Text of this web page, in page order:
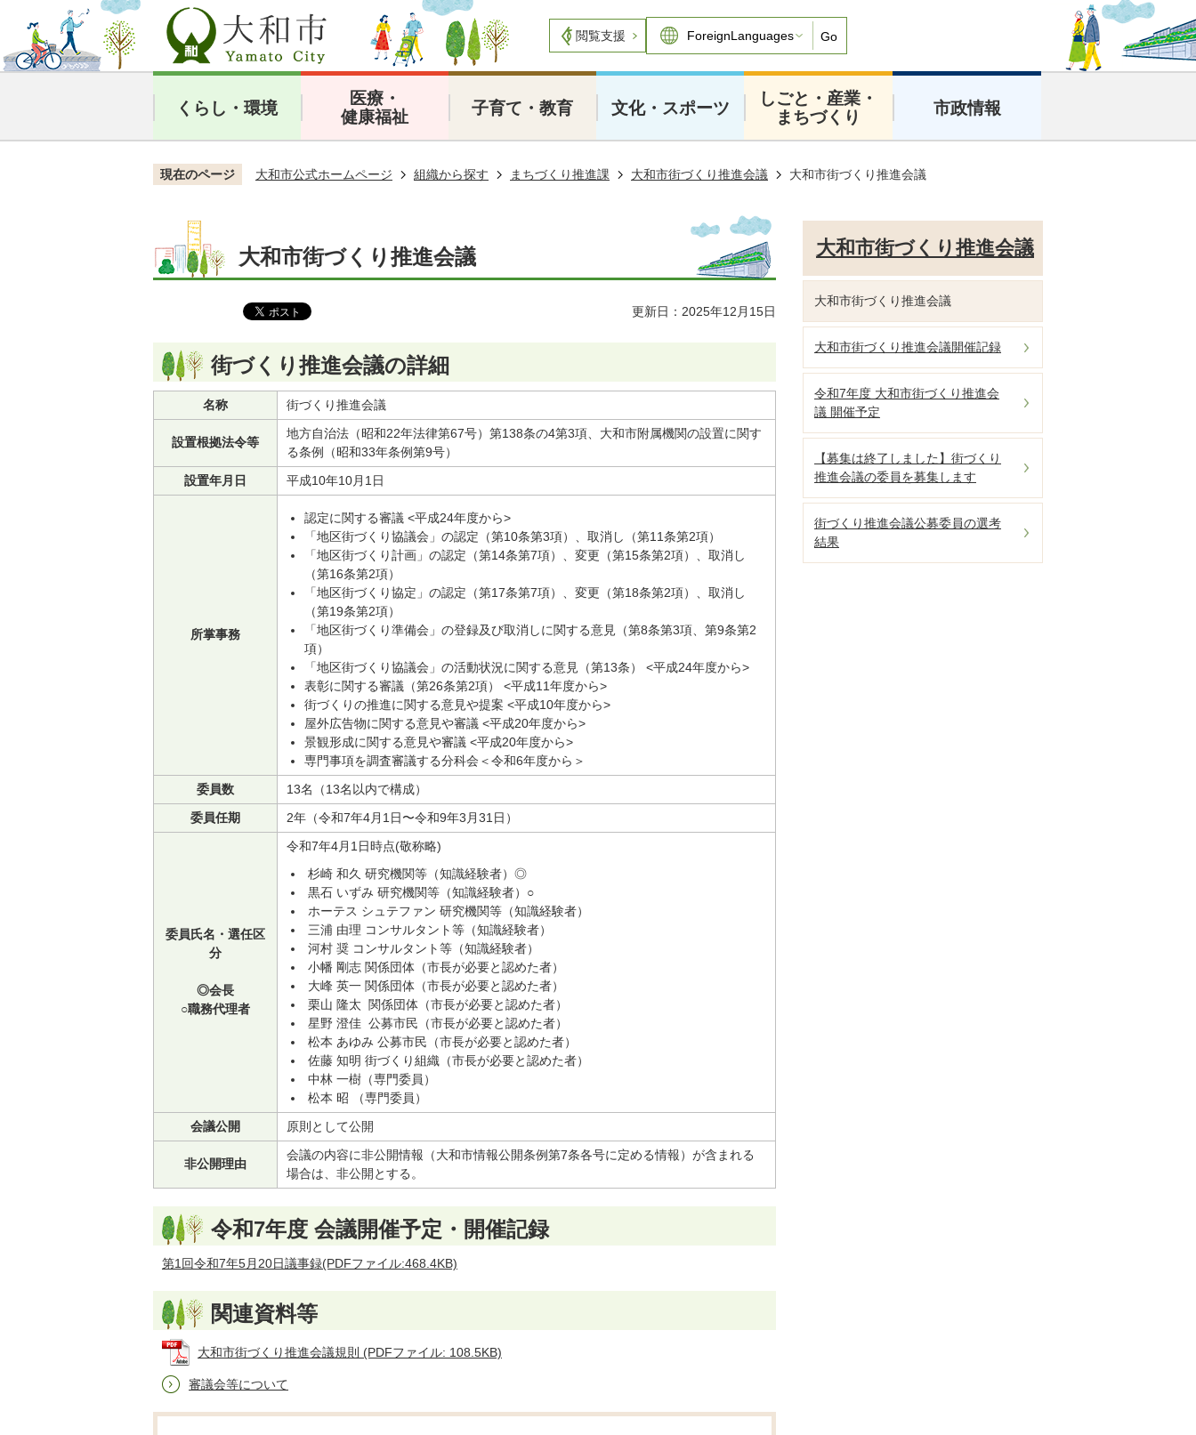
閲覧支援 Go
くらし・環境
医療・
健康福祉
子育て・教育 文化・スポーツ
しごと・産業・
まちづくり
市政情報
現在のページ 大和市公式ホームページ 組織から探す まちづくり推進課 大和市街づくり推進会議 大和市街づくり推進会議
大和市街づくり推進会議
更新日：2025年12月15日
街づくり推進会議の詳細
名称 街づくり推進会議
設置根拠法令等
地方自治法（昭和22年法律第67号）第138条の4第3項、大和市附属機関の設置に関す
る条例（昭和33年条例第9号）
設置年月日
平成10年10月1日
所掌事務
認定に関する審議 <平成24年度から>
「地区街づくり協議会」の認定（第10条第3項）、取消し（第11条第2項）
「地区街づくり計画」の認定（第14条第7項）、変更（第15条第2項）、取消し
（第16条第2項）
「地区街づくり協定」の認定（第17条第7項）、変更（第18条第2項）、取消し
（第19条第2項）
「地区街づくり準備会」の登録及び取消しに関する意見（第8条第3項、第9条第2
項）
「地区街づくり協議会」の活動状況に関する意見（第13条） <平成24年度から>
表彰に関する審議（第26条第2項） <平成11年度から>
街づくりの推進に関する意見や提案 <平成10年度から>
屋外広告物に関する意見や審議 <平成20年度から>
景観形成に関する意見や審議 <平成20年度から>
専門事項を調査審議する分科会＜令和6年度から＞
委員数
13名（13名以内で構成）
委員任期
2年（令和7年4月1日〜令和9年3月31日）
委員氏名・選任区
分
◎会長
○職務代理者
令和7年4月1日時点(敬称略)
杉崎 和久 研究機関等（知識経験者）◎
黒石 いずみ 研究機関等（知識経験者）○
ホーテス シュテファン 研究機関等（知識経験者）
三浦 由理 コンサルタント等（知識経験者）
河村 奨 コンサルタント等（知識経験者）
小幡 剛志 関係団体（市長が必要と認めた者）
大峰 英一 関係団体（市長が必要と認めた者）
栗山 隆太 関係団体（市長が必要と認めた者）
星野 澄佳 公募市民（市長が必要と認めた者）
松本 あゆみ 公募市民（市長が必要と認めた者）
佐藤 知明 街づくり組織（市長が必要と認めた者）
中林 一樹（専門委員）
松本 昭 （専門委員）
会議公開
原則として公開
非公開理由
会議の内容に非公開情報（大和市情報公開条例第7条各号に定める情報）が含まれる
場合は、非公開とする。
令和7年度 会議開催予定・開催記録
第1回令和7年5月20日議事録(PDFファイル:468.4KB)
関連資料等
大和市街づくり推進会議規則 (PDFファイル: 108.5KB)
審議会等について
大和市街づくり推進会議
大和市街づくり推進会議
大和市街づくり推進会議開催記録
令和7年度 大和市街づくり推進会
議 開催予定
【募集は終了しました】街づくり
推進会議の委員を募集します
街づくり推進会議公募委員の選考
結果